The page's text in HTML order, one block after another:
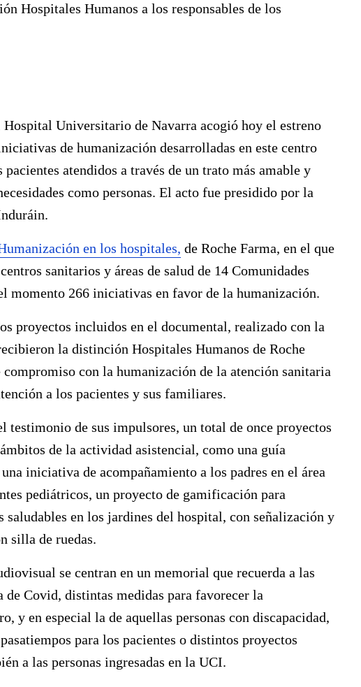
Hospitales Humanos a los responsables de los
Universitario de Navarra acogió hoy el estreno
de humanización desarrolladas en este centro
atendidos a través de un trato más amable y
como personas. El acto fue presidido por la
en los hospitales, de Roche Farma, en el que
sanitarios y áreas de salud de 14 Comunidades
momento 266 iniciativas en favor de la humanización.
proyectos incluidos en el documental, realizado con la
la distinción Hospitales Humanos de Roche
con la humanización de la atención sanitaria
a los pacientes y sus familiares.
testimonio de sus impulsores, un total de once proyectos
de la actividad asistencial, como una guía
iniciativa de acompañamiento a los padres en el área
pediátricos, un proyecto de gamificación para
saludables en los jardines del hospital, con señalización y
silla de ruedas.
se centran en un memorial que recuerda a las
de Covid, distintas medidas para favorecer la
y en especial la de aquellas personas con discapacidad,
para los pacientes o distintos proyectos
a las personas ingresadas en la UCI.